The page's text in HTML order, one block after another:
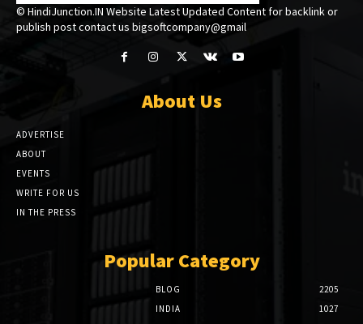
© HindiJunction.IN Website Latest Updated Content for backlink or
publish post contact us bigsoftcompany@gmail
About Us
ADVERTISE
ABOUT
EVENTS
WRITE FOR US
IN THE PRESS
Popular Category
BLOG
2205
INDIA
1027